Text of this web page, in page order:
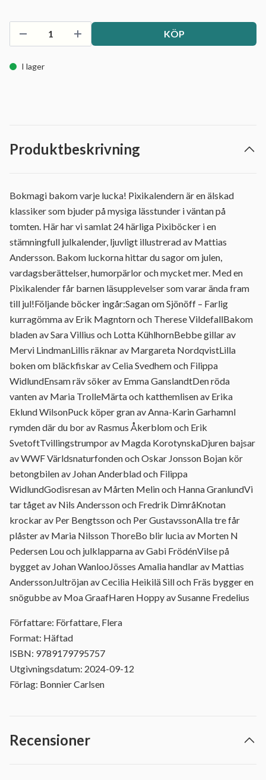
KÖP
I lager
Produktbeskrivning
Bokmagi bakom varje lucka! Pixikalendern är en älskad
klassiker som bjuder på mysiga lässtunder i väntan på
tomten. Här har vi samlat 24 härliga Pixiböcker i en
stämningfull julkalender, ljuvligt illustrerad av Mattias
Andersson. Bakom luckorna hittar du sagor om julen,
vardagsberättelser, humorpärlor och mycket mer. Med en
Pixikalender får barnen läsupplevelser som varar ända fram
till jul!Följande böcker ingår:Sagan om Sjönöff – Farlig
kurragömma av Erik Magntorn och Therese VildefallBakom
bladen av Sara Villius och Lotta KühlhornBebbe gillar av
Mervi LindmanLillis räknar av Margareta NordqvistLilla
boken om bläckfiskar av Celia Svedhem och Filippa
WidlundEnsam räv söker av Emma GanslandtDen röda
vanten av Maria TrolleMärta och katthemlisen av Erika
Eklund WilsonPuck köper gran av Anna-Karin GarhamnI
rymden där du bor av Rasmus Åkerblom och Erik
SvetoftTvillingstrumpor av Magda KorotynskaDjuren bajsar
av WWF Världsnaturfonden och Oskar Jonsson Bojan kör
betongbilen av Johan Anderblad och Filippa
WidlundGodisresan av Mårten Melin och Hanna GranlundVi
tar tåget av Nils Andersson och Fredrik DimråKnotan
krockar av Per Bengtsson och Per GustavssonAlla tre får
plåster av Maria Nilsson ThoreBo blir lucia av Morten N
Pedersen Lou och julklapparna av Gabi FrödénVilse på
bygget av Johan WanlooJösses Amalia handlar av Mattias
AnderssonJultröjan av Cecilia Heikilä Sill och Fräs bygger en
snögubbe av Moa GraafHaren Hoppy av Susanne Fredelius
Författare: Författare, Flera
Format: Häftad
ISBN: 9789179795757
Utgivningsdatum: 2024-09-12
Förlag: Bonnier Carlsen
Recensioner